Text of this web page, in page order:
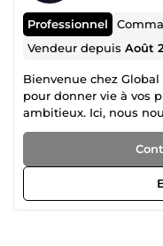
Professionnel
Vendeur depuisAoût
Bienvenue chez
pour donner vie à vos
ambitieux. Ici, nous
idées en solutions sur
en parfaite adéquation
savoir-faire se décline
Développement web
robustes qui évoluent